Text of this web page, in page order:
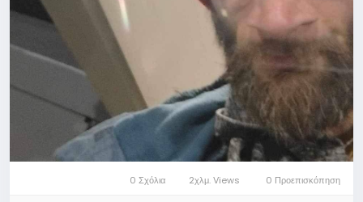
0 Σχόλια 2χλμ. Views 0 Προεπισκόπηση